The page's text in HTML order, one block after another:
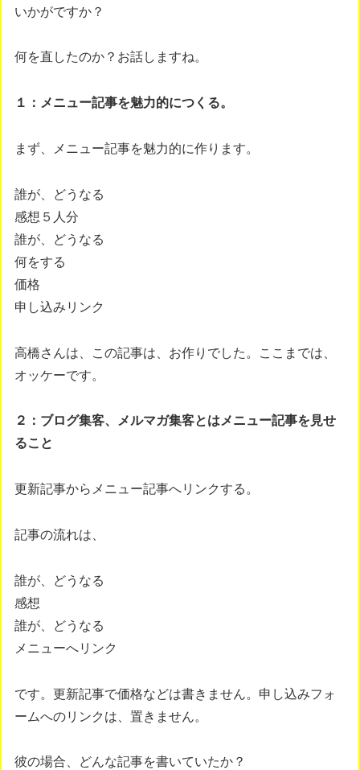
いかがですか？
何を直したのか？お話しますね。
１：メニュー記事を魅力的につくる。
まず、メニュー記事を魅力的に作ります。
誰が、どうなる
感想５人分
誰が、どうなる
何をする
価格
申し込みリンク
高橋さんは、この記事は、お作りでした。ここまでは、
オッケーです。
２：ブログ集客、メルマガ集客とはメニュー記事を見せ
ること
更新記事からメニュー記事へリンクする。
記事の流れは、
誰が、どうなる
感想
誰が、どうなる
メニューへリンク
です。更新記事で価格などは書きません。申し込みフォ
ームへのリンクは、置きません。
彼の場合、どんな記事を書いていたか？